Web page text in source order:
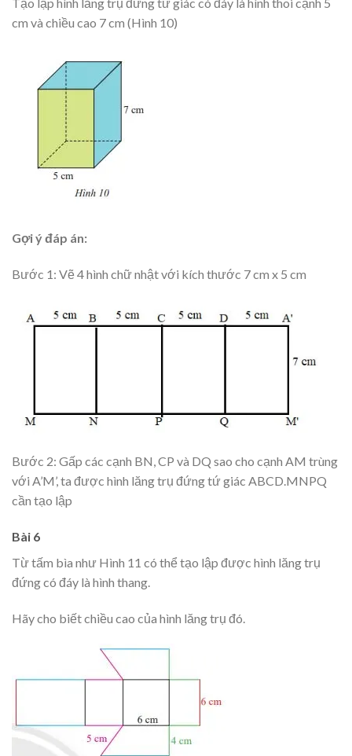
cm và chiều cao 7 cm (Hình 10)
Gợi ý đáp án:
Bước 1: Vẽ 4 hình chữ nhật với kích thước 7 cm x 5 cm
Bước 2: Gấp các cạnh BN, CP và DQ sao cho cạnh AM trùng
với A’M’, ta được hình lăng trụ đứng tứ giác ABCD.MNPQ
cần tạo lập
Bài 6
Từ tấm bìa như Hình 11 có thể tạo lập được hình lăng trụ
đứng có đáy là hình thang.
Hãy cho biết chiều cao của hình lăng trụ đó.